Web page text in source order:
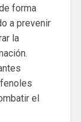
forma
a prevenir
la
el